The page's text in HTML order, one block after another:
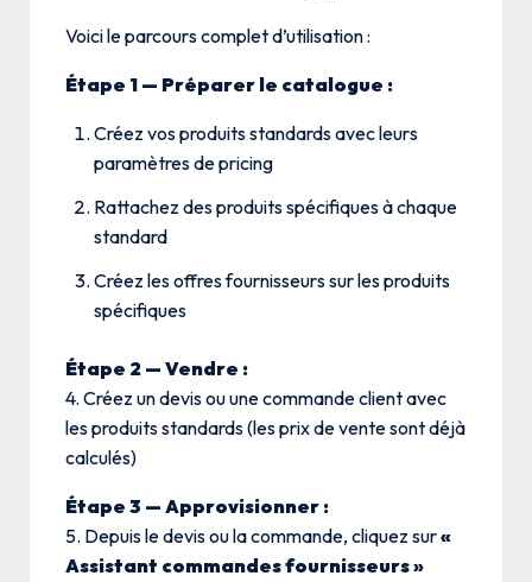
Voici le parcours complet d’utilisation :
Étape 1 — Préparer le catalogue :
Créez vos produits standards avec leurs
paramètres de pricing
Rattachez des produits spécifiques à chaque
standard
Créez les offres fournisseurs sur les produits
spécifiques
Étape 2 — Vendre :
4. Créez un devis ou une commande client avec
les produits standards (les prix de vente sont déjà
calculés)
Étape 3 — Approvisionner :
5. Depuis le devis ou la commande, cliquez sur«
Assistant commandes fournisseurs »